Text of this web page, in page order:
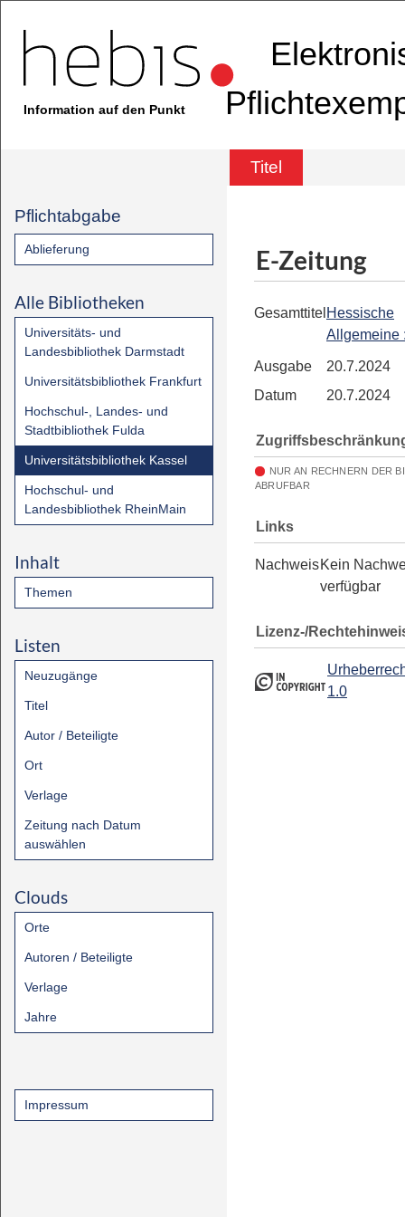
Information auf den Punkt
Titel
Pflichtabgabe
Ablieferung
Alle Bibliotheken
Universitäts- und
Landesbibliothek Darmstadt
Universitätsbibliothek Frankfurt
Hochschul-, Landes- und
Stadtbibliothek Fulda
Universitätsbibliothek Kassel
Hochschul- und
Landesbibliothek RheinMain
Inhalt
Themen
Listen
Neuzugänge
Titel
Autor / Beteiligte
Ort
Verlage
Zeitung nach Datum
auswählen
Clouds
Orte
Autoren / Beteiligte
Verlage
Jahre
Impressum
E-Zeitung
Gesamttitel Hessische
Allgemeine
Ausgabe
20.7.2024
Datum
20.7.2024
NUR AN RECHNERN DER
ABRUFBAR
Links
NachweisKein
verfügbar
Lizenz-/
1.0